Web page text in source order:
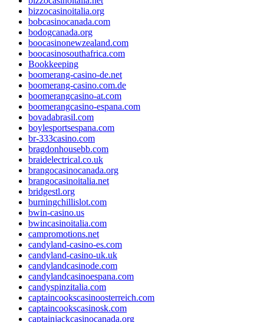
bizzocasinoitalia.org
bobcasinocanada.com
bodogcanada.org
boocasinonewzealand.com
boocasinosouthafrica.com
Bookkeeping
boomerang-casino-de.net
boomerang-casino.com.de
boomerangcasino-at.com
boomerangcasino-espana.com
bovadabrasil.com
boylesportsespana.com
br-333casino.com
bragdonhousebb.com
braidelectrical.co.uk
brangocasinocanada.org
brangocasinoitalia.net
bridgestl.org
burningchillislot.com
bwin-casino.us
bwincasinoitalia.com
campromotions.net
candyland-casino-es.com
candyland-casino-uk.uk
candylandcasinode.com
candylandcasinoespana.com
candyspinzitalia.com
captaincookscasinoosterreich.com
captaincookscasinosk.com
captainjackcasinocanada.org